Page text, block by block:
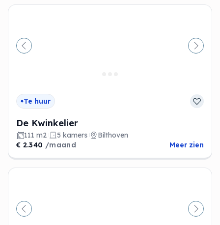
Vorige
Te huur
De Kwinkelier
111 m2 5 kamers
Bilthoven
€ 2.340 /maand Meer zien
Vorige